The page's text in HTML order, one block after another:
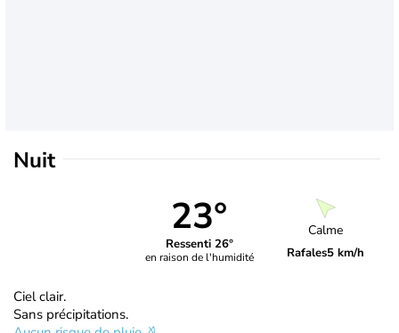
Nuit
23°
Ressenti 26°
en raison de l'humidité
Calme
Rafales5 km/h
Ciel clair.
Sans précipitations.